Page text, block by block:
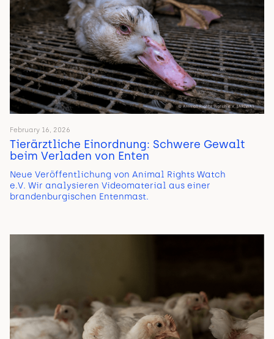
February 16, 2026
Tierärztliche Einordnung: Schwere Gewalt
beim Verladen von Enten
Neue Veröffentlichung von Animal Rights Watch
e.V. Wir analysieren Videomaterial aus einer
brandenburgischen Entenmast.